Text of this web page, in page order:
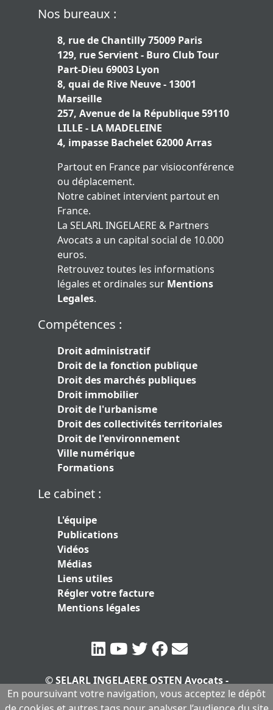
Nos bureaux :
8, rue de Chantilly 75009 Paris
129, rue Servient - Buro Club Tour
Part-Dieu 69003 Lyon
8, quai de Rive Neuve - 13001
Marseille
257, Avenue de la République 59110
LILLE - LA MADELEINE
4, impasse Bachelet 62000 Arras
Partout en France par visioconférence
ou déplacement.
Notre cabinet intervient partout en
France.
La SELARL INGELAERE & Partners
Avocats a un capital social de 10.000
euros.
Retrouvez toutes les informations
légales et ordinales sur Mentions
Legales.
Compétences :
Droit administratif
Droit de la fonction publique
Droit des marchés publiques
Droit immobilier
Droit de l'urbanisme
Droit des collectivités territoriales
Droit de l'environnement
Ville numérique
Formations
Le cabinet :
L'équipe
Publications
Vidéos
Médias
Liens utiles
Régler votre facture
Mentions légales
© SELARL INGELAERE OSTEN Avocats -
SERLARL au capital de 10.000 euros|
En poursuivant votre navigation, vous acceptez le dépôt